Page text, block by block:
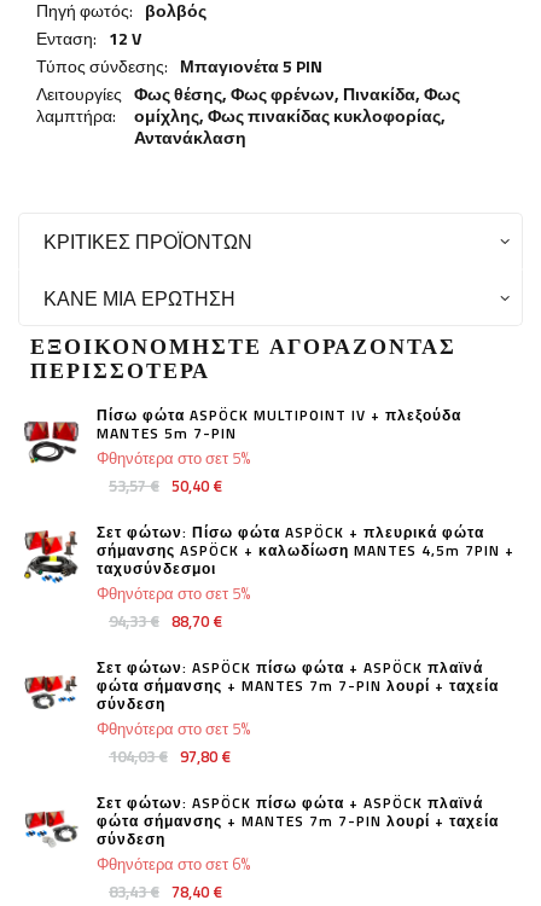
Πηγή φωτός: βολβός
Ενταση: 12 V
Τύπος σύνδεσης: Μπαγιονέτα 5 PIN
Λειτουργίες
λαμπτήρα:
Φως θέσης,Φως φρένων, Πινακίδα,Φως
ομίχλης,Φως πινακίδας κυκλοφορίας,
Αντανάκλαση
ΚΡΙΤΙΚΈΣ ΠΡΟΪΌΝΤΩΝ
ΚΆΝΕ ΜΙΑ ΕΡΏΤΗΣΗ
ΕΞΟΙΚΟΝΟΜΉΣΤΕ ΑΓΟΡΆΖΟΝΤΑΣ
ΠΕΡΙΣΣΌΤΕΡΑ
Πίσω φώτα ASPÖCK MULTIPOINT IV + πλεξούδα
MANTES 5m 7-PIN
53,57 € 50,40 €
Φθηνότερα στο σετ 5%
Σετ φώτων: Πίσω φώτα ASPÖCK + πλευρικά φώτα
σήμανσης ASPÖCK + καλωδίωση MANTES 4,5m 7PIN +
ταχυσύνδεσμοι
94,33 € 88,70 €
Φθηνότερα στο σετ 5%
Σετ φώτων: ASPÖCK πίσω φώτα + ASPÖCK πλαϊνά
φώτα σήμανσης + MANTES 7m 7-PIN λουρί + ταχεία
σύνδεση
104,03 € 97,80 €
Φθηνότερα στο σετ 5%
Σετ φώτων: ASPÖCK πίσω φώτα + ASPÖCK πλαϊνά
φώτα σήμανσης + MANTES 7m 7-PIN λουρί + ταχεία
σύνδεση
83,43 € 78,40 €
Φθηνότερα στο σετ 6%